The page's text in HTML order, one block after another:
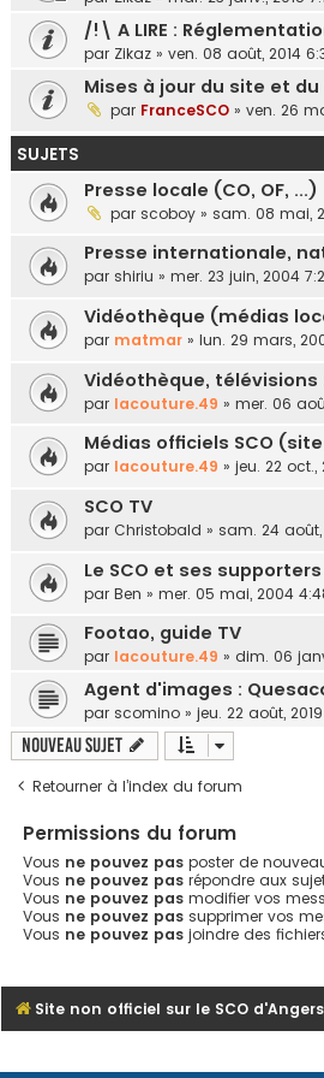
/!\ A LIRE :
par Zikaz » ven. 08 août, 2014
Mises à jour du site et
par FranceSCO » ven. 26
SUJETS
Presse locale (CO, OF, ...)
par scoboy » sam. 08 mai,
Presse internationale,
par shiriu » mer. 23 juin, 2004
Vidéothèque (médias
par matmar » lun. 29 mars,
Vidéothèque, télévisions :
par lacouture.49 » mer. 06
Médias officiels SCO
par lacouture.49 » jeu. 22 oct.,
SCO TV
par Christobald » sam. 24 août,
Le SCO et ses
par Ben » mer. 05 mai, 2004
Footao, guide TV
par lacouture.49 » dim. 06
Agent d'images :
par scomino » jeu. 22 août, 2019
Nouveau sujet
Retourner à l’index du forum
Permissions du forum
Vous ne pouvez pas poster de
Vous ne pouvez pas répondre aux
Vous ne pouvez pas modifier vos
Vous ne pouvez pas supprimer vos
Vous ne pouvez pas joindre des
Site non officiel sur le SCO d'Angers